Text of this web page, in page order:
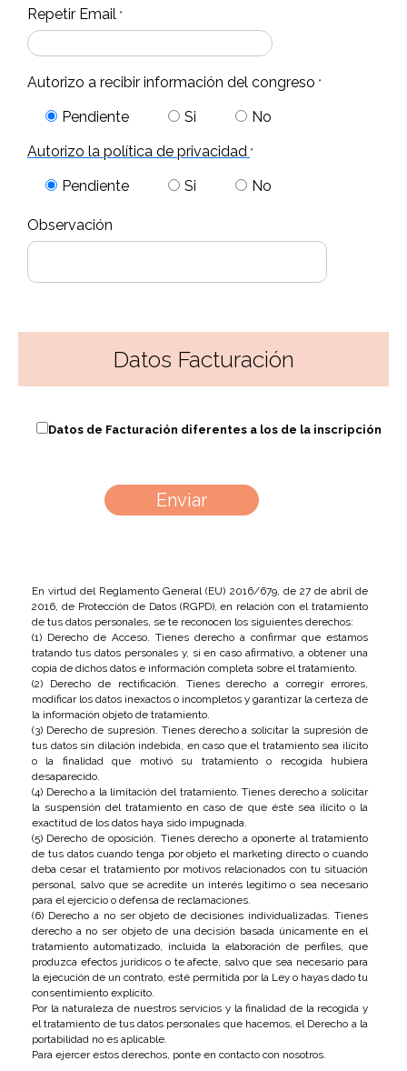
Repetir Email *
Autorizo a recibir información del congreso *
Pendiente Si
No
Autorizo la política de privacidad *
Pendiente Si No
Observación
Datos Facturación
Datos de Facturación diferentes a los de la inscripción
En virtud del Reglamento General (EU) 2016/679, de 27 de abril de
2016, de Protección de Datos (RGPD), en relación con el tratamiento
de tus datos personales, se te reconocen los siguientes derechos:
(1) Derecho de Acceso. Tienes derecho a confirmar que estamos
tratando tus datos personales y, si en caso afirmativo, a obtener una
copia de dichos datos e información completa sobre el tratamiento.
(2) Derecho de rectificación. Tienes derecho a corregir errores,
modificar los datos inexactos o incompletos y garantizar la certeza de
la información objeto de tratamiento.
(3) Derecho de supresión. Tienes derecho a solicitar la supresión de
tus datos sin dilación indebida, en caso que el tratamiento sea ilícito
o la finalidad que motivó su tratamiento o recogida hubiera
desaparecido.
(4) Derecho a la limitación del tratamiento. Tienes derecho a solicitar
la suspensión del tratamiento en caso de que éste sea ilícito o la
exactitud de los datos haya sido impugnada.
(5) Derecho de oposición. Tienes derecho a oponerte al tratamiento
de tus datos cuando tenga por objeto el marketing directo o cuando
deba cesar el tratamiento por motivos relacionados con tu situación
personal, salvo que se acredite un interés legítimo o sea necesario
para el ejercicio o defensa de reclamaciones.
(6) Derecho a no ser objeto de decisiones individualizadas. Tienes
derecho a no ser objeto de una decisión basada únicamente en el
tratamiento automatizado, incluida la elaboración de perfiles, que
produzca efectos jurídicos o te afecte, salvo que sea necesario para
la ejecución de un contrato, esté permitida por la Ley o hayas dado tu
consentimiento explícito.
Por la naturaleza de nuestros servicios y la finalidad de la recogida y
el tratamiento de tus datos personales que hacemos, el Derecho a la
portabilidad no es aplicable.
Para ejercer estos derechos, ponte en contacto con nosotros.